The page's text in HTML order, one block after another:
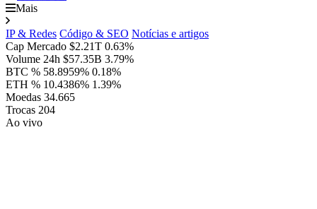
Mais
IP & Redes Código & SEO Notícias e artigos
Cap Mercado $2.21T 0.63%
Volume 24h $57.35B 3.79%
BTC % 58.8959% 0.18%
ETH % 10.4386% 1.39%
Moedas 34.665
Trocas 204
Ao vivo